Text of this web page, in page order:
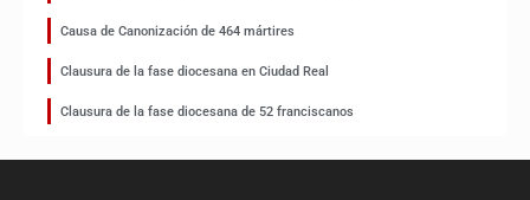
Causa de Canonización de 464 mártires
Clausura de la fase diocesana en Ciudad Real
Clausura de la fase diocesana de 52 franciscanos